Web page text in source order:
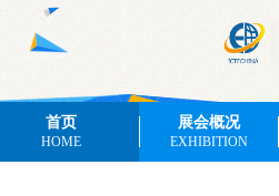
首页
HOME
展会概况
EXHIBITION